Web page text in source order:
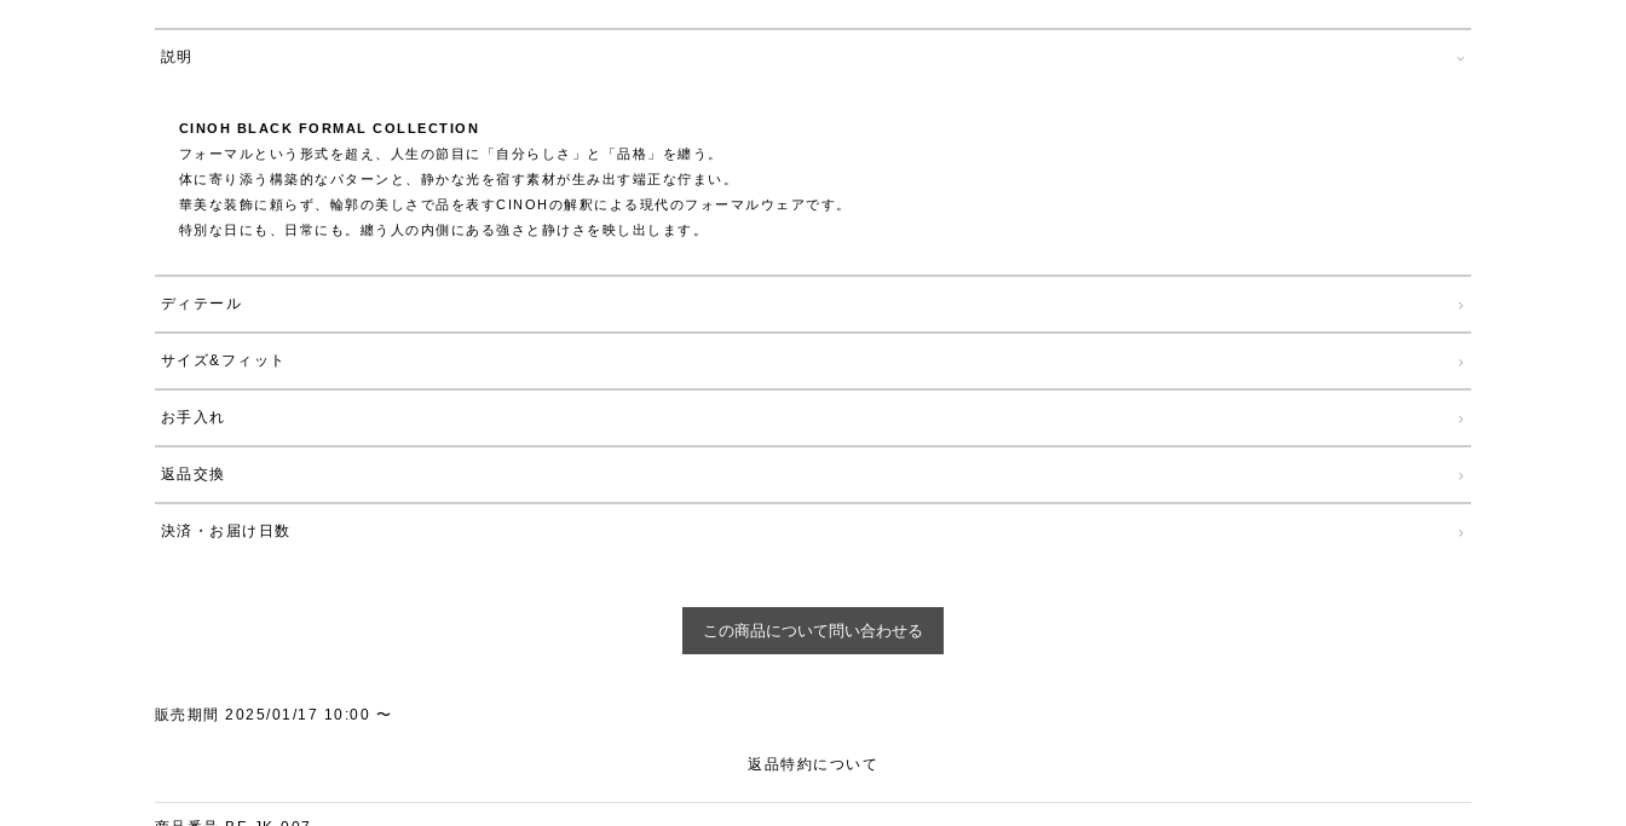
説明
CINOH BLACK FORMAL COLLECTION
フォーマルという形式を超え、人生の節目に「自分らしさ」と「品格」を纏う。
体に寄り添う構築的なパターンと、静かな光を宿す素材が生み出す端正な佇まい。
華美な装飾に頼らず、輪郭の美しさで品を表すCINOHの解釈による現代のフォーマルウェアです。
特別な日にも、日常にも。纏う人の内側にある強さと静けさを映し出します。
ディテール
サイズ&フィット
お手入れ
返品交換
決済・お届け日数
販売期間 2025/01/17 10:00 〜
返品特約について